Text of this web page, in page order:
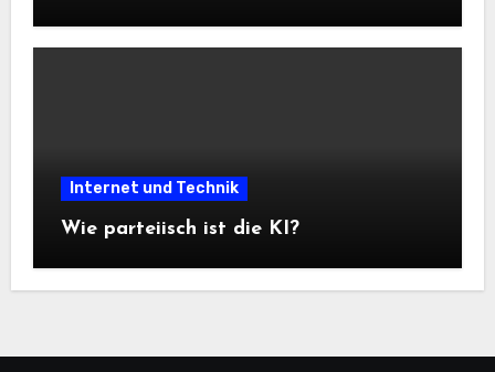
Internet und Technik
Wie parteiisch ist die KI?